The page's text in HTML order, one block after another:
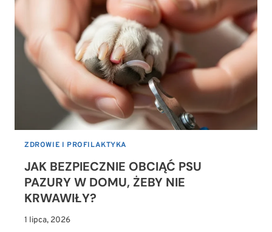
PALET:
CZYM
BEZPIECZNIE
ZAIMPREGNOWAĆ
DREWNO?
ZDROWIE I PROFILAKTYKA
JAK BEZPIECZNIE OBCIĄĆ PSU
PAZURY W DOMU, ŻEBY NIE
KRWAWIŁY?
1 lipca, 2026